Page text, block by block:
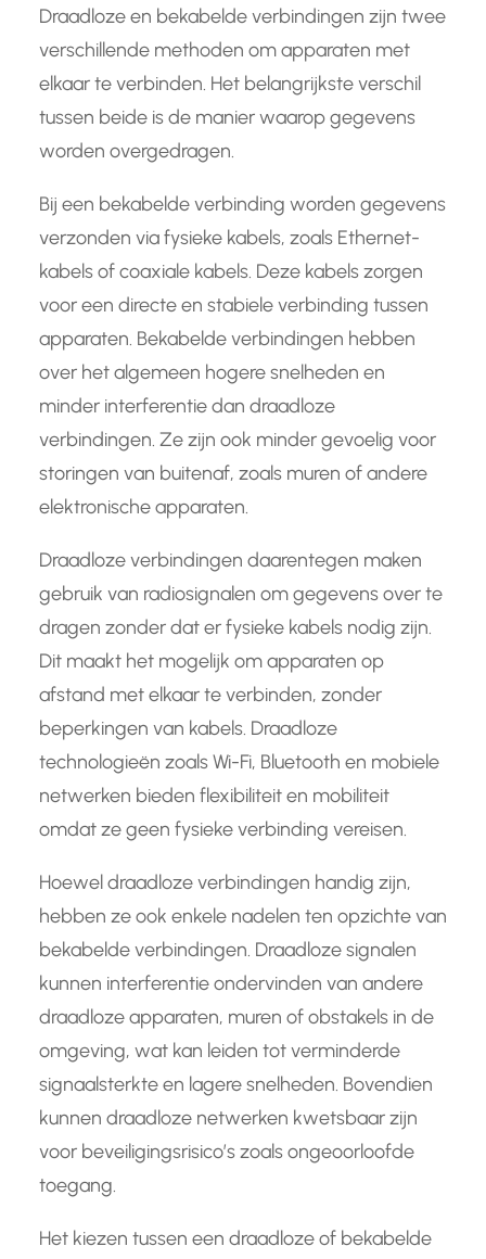
Draadloze en bekabelde verbindingen zijn twee
verschillende methoden om apparaten met
elkaar te verbinden. Het belangrijkste verschil
tussen beide is de manier waarop gegevens
worden overgedragen.
Bij een bekabelde verbinding worden gegevens
verzonden via fysieke kabels, zoals Ethernet-
kabels of coaxiale kabels. Deze kabels zorgen
voor een directe en stabiele verbinding tussen
apparaten. Bekabelde verbindingen hebben
over het algemeen hogere snelheden en
minder interferentie dan draadloze
verbindingen. Ze zijn ook minder gevoelig voor
storingen van buitenaf, zoals muren of andere
elektronische apparaten.
Draadloze verbindingen daarentegen maken
gebruik van radiosignalen om gegevens over te
dragen zonder dat er fysieke kabels nodig zijn.
Dit maakt het mogelijk om apparaten op
afstand met elkaar te verbinden, zonder
beperkingen van kabels. Draadloze
technologieën zoals Wi-Fi, Bluetooth en mobiele
netwerken bieden flexibiliteit en mobiliteit
omdat ze geen fysieke verbinding vereisen.
Hoewel draadloze verbindingen handig zijn,
hebben ze ook enkele nadelen ten opzichte van
bekabelde verbindingen. Draadloze signalen
kunnen interferentie ondervinden van andere
draadloze apparaten, muren of obstakels in de
omgeving, wat kan leiden tot verminderde
signaalsterkte en lagere snelheden. Bovendien
kunnen draadloze netwerken kwetsbaar zijn
voor beveiligingsrisico’s zoals ongeoorloofde
toegang.
Het kiezen tussen een draadloze of bekabelde